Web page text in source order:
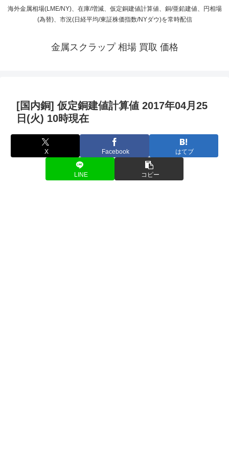
海外金属相場(LME/NY)、在庫/増減、仮定銅建値計算値、銅/亜鉛建値、円相場
(為替)、市況(日経平均/東証株価指数/NYダウ)を常時配信
金属スクラップ 相場 買取 価格
[国内銅] 仮定銅建値計算値 2017年04月25
日(火) 10時現在
X Facebook はてブ
LINE コピー